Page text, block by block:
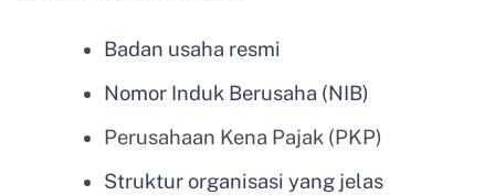
Badan usaha resmi
Nomor Induk Berusaha (NIB)
Perusahaan Kena Pajak (PKP)
Struktur organisasi yang jelas